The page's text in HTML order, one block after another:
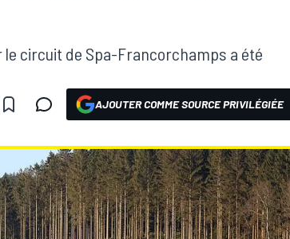
circuit de Spa-Francorchamps a été
AJOUTER COMME SOURCE PRIVILÉGIÉE